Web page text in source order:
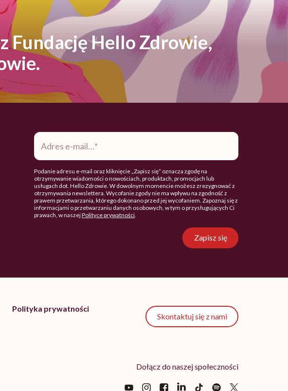
Fundację Hello Zdrowie,
Adres
mail*
Podanie adresu e-mail oraz kliknięcie „Zapisz się” oznacza zgodę na
otrzymywanie wiadomości o nowościach, produktach, promocjach lub
usługach dot. Hello Zdrowie. W dowolnym momencie możesz zrezygnować z
otrzymywania newslettera. Wycofanie zgody nie ma wpływu na zgodność z
prawem przetwarzania, którego dokonano przed jej wycofaniem. Zapoznaj się z
informacjami o przetwarzaniu danych osobowych, w tym o przysługujących Ci
prawach, w naszejPolityce prywatności
Zapisz się
Polityka prywatności
Skontaktuj się z nami
Dołącz do naszej społeczności